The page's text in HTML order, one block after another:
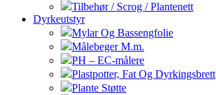
Tilbehør / Scrog / Plantenett
Dyrkeutstyr
Mylar Og Bassengfolie
Målebeger M.m.
PH – EC-målere
Plastpotter, Fat Og Dyrkingsbrett
Plante Støtte